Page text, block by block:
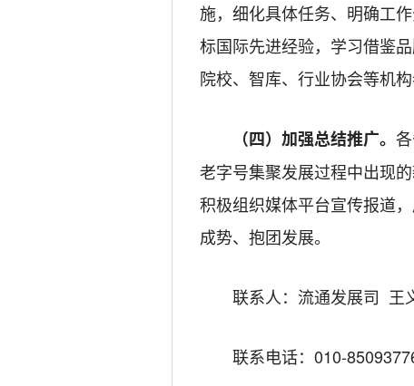
施，细化具体任务、明确工
标国际先进经验，学习借鉴
院校、智库、行业协会等机
（四）加强总结推广。
老字号集聚发展过程中出现
积极组织媒体平台宣传报道
成势、抱团发展。
联系人：流通发展司 王
联系电话：010-